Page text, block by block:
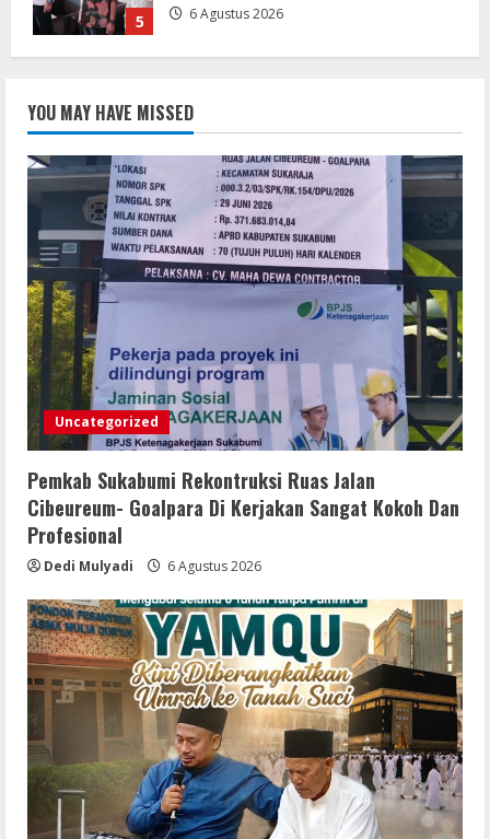
1 6 Agustus 2026
2
(81) Penjaga Pondok dan Marbot
Masjid YAMQU Diberangkatkan Umrah
6 Agustus 2026
3
TANGKAP OKNUM IS PREMAN YANG
MENGAKU DARI PT LKA, MENGANCAM
MEDIA DAN LEMBAGA SERTA BERUPAYA
MELAKUKAN SUAP!
6 Agustus 2026
4
Bupati Buol dan Wakil Bupati Hadiri
Peringatan Maulid Arbain ke-7 di
Masjid Agung At-Tafakur
6 Agustus 2026
Pemkab Sergai Bersama Anggota DPR
YOU MAY HAVE MISSED
Uncategorized
Pemkab Sukabumi Rekontruksi Ruas Jalan
Cibeureum- Goalpara Di Kerjakan Sangat Kokoh Dan
Profesional
Dedi Mulyadi 6 Agustus 2026